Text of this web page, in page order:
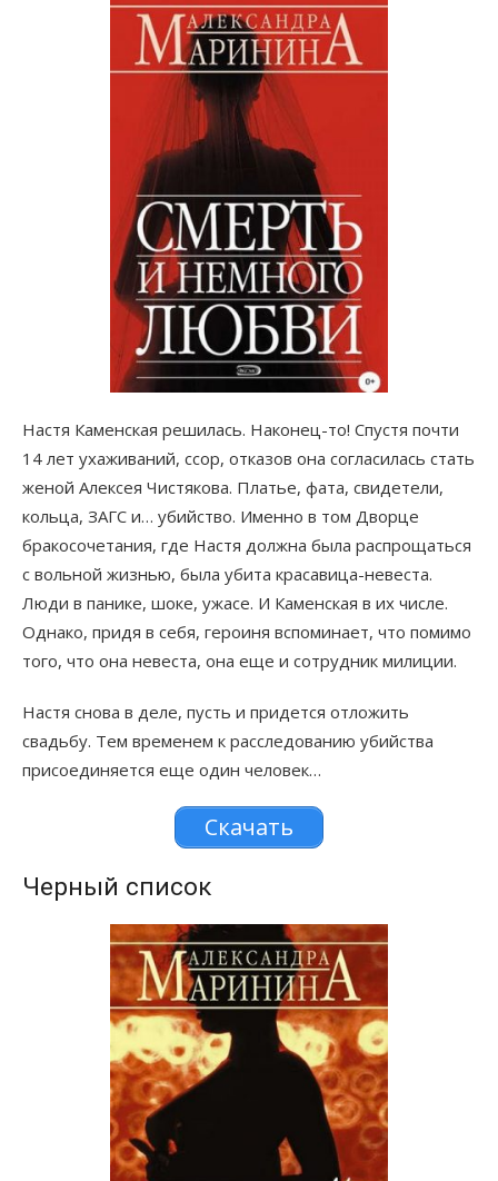
Настя Каменская решилась. Наконец-то! Спустя почти
14 лет ухаживаний, ссор, отказов она согласилась стать
женой Алексея Чистякова. Платье, фата, свидетели,
кольца, ЗАГС и… убийство. Именно в том Дворце
бракосочетания, где Настя должна была распрощаться
с вольной жизнью, была убита красавица-невеста.
Люди в панике, шоке, ужасе. И Каменская в их числе.
Однако, придя в себя, героиня вспоминает, что помимо
того, что она невеста, она еще и сотрудник милиции.
Настя снова в деле, пусть и придется отложить
свадьбу. Тем временем к расследованию убийства
присоединяется еще один человек…
Скачать
Черный список